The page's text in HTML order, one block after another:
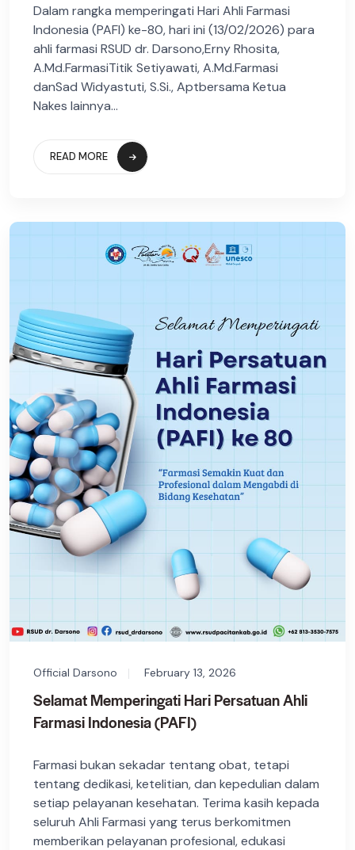
Dalam rangka memperingati Hari Ahli Farmasi
Indonesia (PAFI) ke-80, hari ini (13/02/2026) para
ahli farmasi RSUD dr. Darsono,Erny Rhosita,
A.Md.FarmasiTitik Setiyawati, A.Md.Farmasi
danSad Widyastuti, S.Si., Aptbersama Ketua
Nakes lainnya...
READ MORE
Official Darsono February 13, 2026
Selamat Memperingati Hari Persatuan Ahli
Farmasi Indonesia (PAFI)
Farmasi bukan sekadar tentang obat, tetapi
tentang dedikasi, ketelitian, dan kepedulian dalam
setiap pelayanan kesehatan. Terima kasih kepada
seluruh Ahli Farmasi yang terus berkomitmen
memberikan pelayanan profesional, edukasi